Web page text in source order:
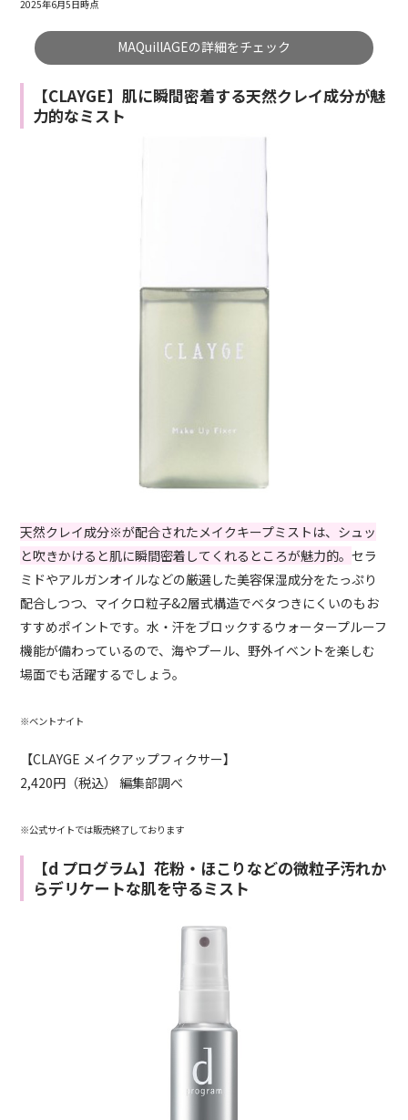
2025年6月5日時点
MAQuillAGEの詳細をチェック
【CLAYGE】肌に瞬間密着する天然クレイ成分が魅
力的なミスト
天然クレイ成分※が配合されたメイクキープミストは、シュッ
と吹きかけると肌に瞬間密着してくれるところが魅力的。セラ
ミドやアルガンオイルなどの厳選した美容保湿成分をたっぷり
配合しつつ、マイクロ粒子&2層式構造でベタつきにくいのもお
すすめポイントです。水・汗をブロックするウォータープルーフ
機能が備わっているので、海やプール、野外イベントを楽しむ
場面でも活躍するでしょう。
※ベントナイト
【CLAYGE メイクアップフィクサー】
2,420円（税込） 編集部調べ
※公式サイトでは販売終了しております
【d プログラム】花粉・ほこりなどの微粒子汚れか
らデリケートな肌を守るミスト